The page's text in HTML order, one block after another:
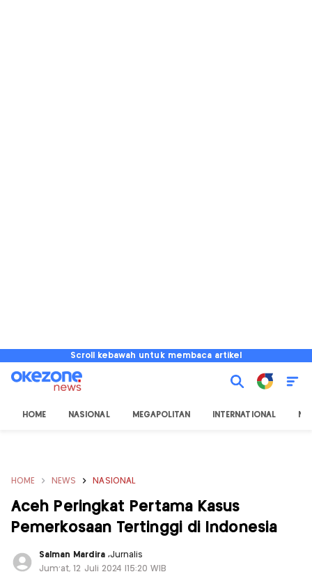
Scroll kebawah untuk membaca artikel
HOME NASIONAL MEGAPOLITAN INTERNATIONAL
HOME NEWS NASIONAL
Aceh Peringkat Pertama Kasus
Pemerkosaan Tertinggi di Indonesia
Salman Mardira ,Jurnalis
Jum'at, 12 Juli 2024 |15:20 WIB